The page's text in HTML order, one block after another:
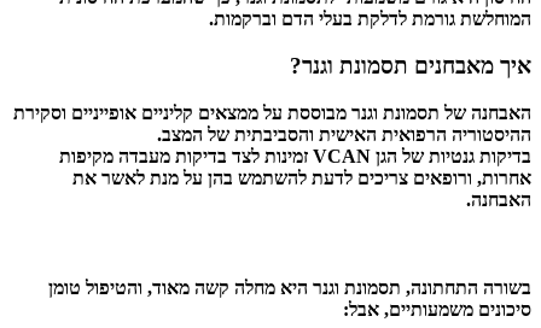
המוחלשת גורמת לדלקת בעלי הדם וברקמות.
איך מאבחנים תסמונת וגנר?
האבחנה של תסמונת וגנר מבוססת על ממצאים קליניים אופייניים וסקירת
ההיסטוריה הרפואית האישית והסביבתית של המצב.
בדיקות גנטיות של הגן VCAN זמינות לצד בדיקות מעבדה מקיפות
אחרות, ורופאים צריכים לדעת להשתמש בהן על מנת לאשר את
האבחנה.
בשורה התחתונה, תסמונת וגנר היא מחלה קשה מאוד, והטיפול טומן
סיכונים משמעותיים, אבל: